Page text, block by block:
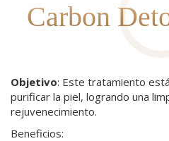
Carbon
Objetivo: Este tratamiento
purificar la piel, logrando una
rejuvenecimiento.
Beneficios: